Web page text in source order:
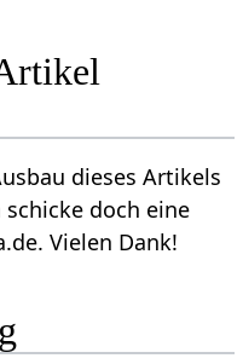
dieses Artikels
Vielen Dank!